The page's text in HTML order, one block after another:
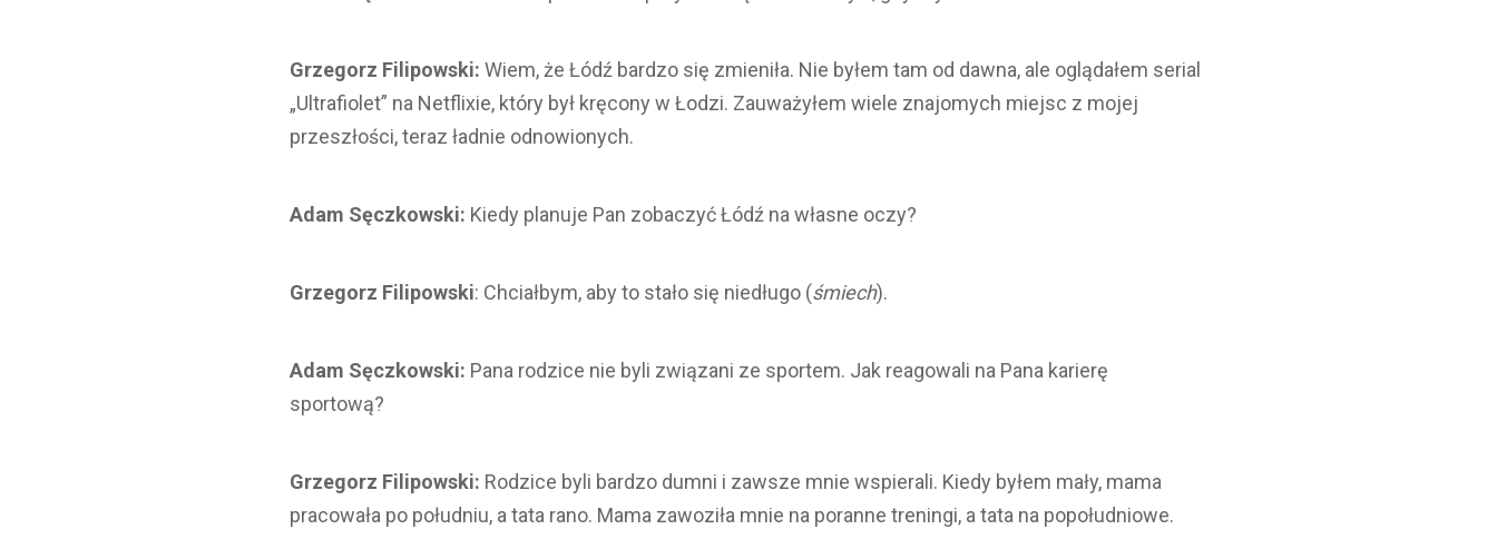
Grzegorz Filipowski: Wiem, że Łódź bardzo się zmieniła. Nie byłem tam od dawna, ale oglądałem serial
„Ultrafiolet” na Netflixie, który był kręcony w Łodzi. Zauważyłem wiele znajomych miejsc z mojej
przeszłości, teraz ładnie odnowionych.
Adam Sęczkowski: Kiedy planuje Pan zobaczyć Łódź na własne oczy?
Grzegorz Filipowski: Chciałbym, aby to stało się niedługo (śmiech).
Adam Sęczkowski: Pana rodzice nie byli związani ze sportem. Jak reagowali na Pana karierę
sportową?
Grzegorz Filipowski: Rodzice byli bardzo dumni i zawsze mnie wspierali. Kiedy byłem mały, mama
pracowała po południu, a tata rano. Mama zawoziła mnie na poranne treningi, a tata na popołudniowe.